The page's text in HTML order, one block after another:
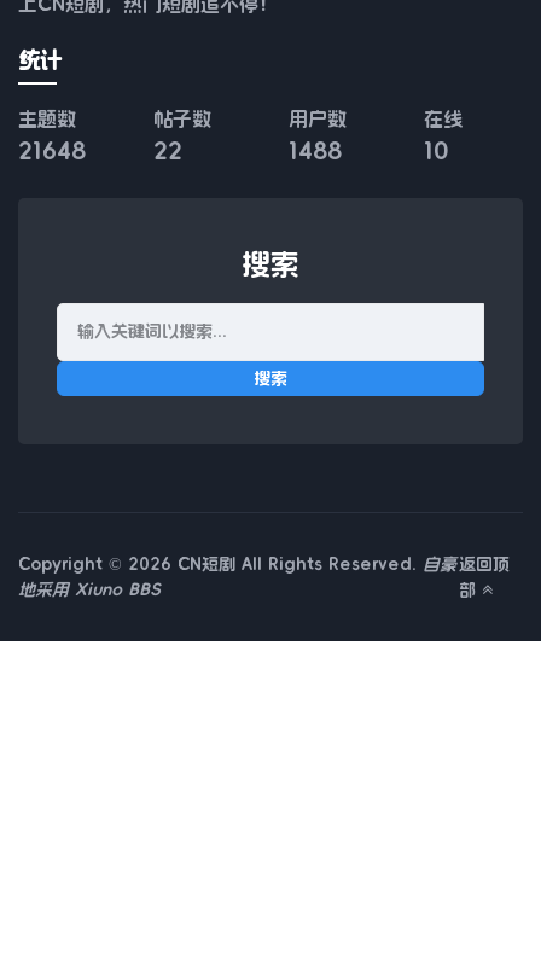
统计
主题数
21648
帖子数
22
用户数
1488
在线
10
搜索
搜索
Copyright © 2026 CN短剧 All Rights Reserved.
自豪
地采用 Xiuno BBS
返回顶
部